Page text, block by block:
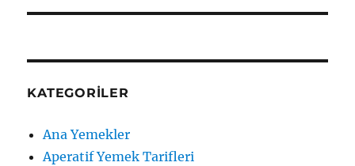
KATEGORILER
Ana Yemekler
Aperatif Yemek Tarifleri